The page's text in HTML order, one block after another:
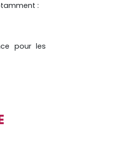
:
pour les